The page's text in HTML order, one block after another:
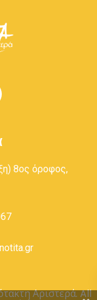
8ος όροφος,
Αριστερά. All